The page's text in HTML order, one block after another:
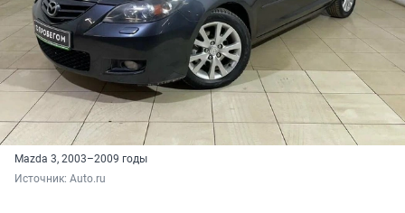
Mazda 3, 2003–2009 годы
Источник: Auto.ru